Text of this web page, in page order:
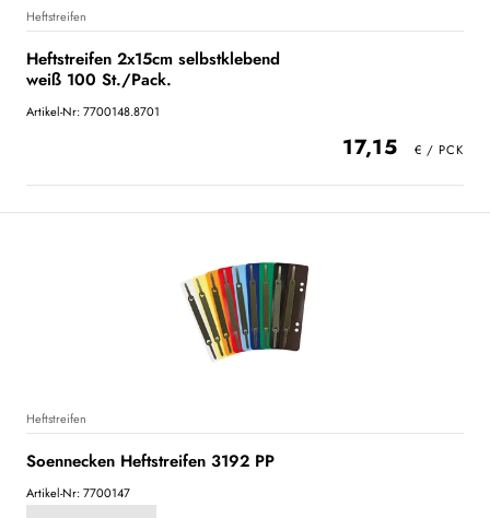
Heftstreifen
Heftstreifen 2x15cm selbstklebend
weiß 100 St./Pack.
Artikel-Nr: 7700148.8701
17,15
Heftstreifen
Soennecken Heftstreifen 3192 PP
Artikel-Nr: 7700147